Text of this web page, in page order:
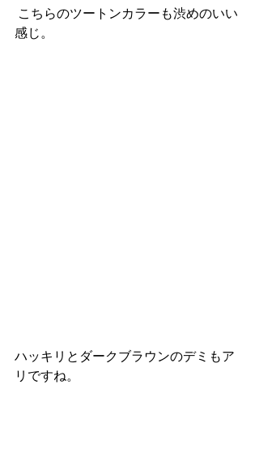
感じ。
ハッキリとダークブラウンのデミもア
リですね。